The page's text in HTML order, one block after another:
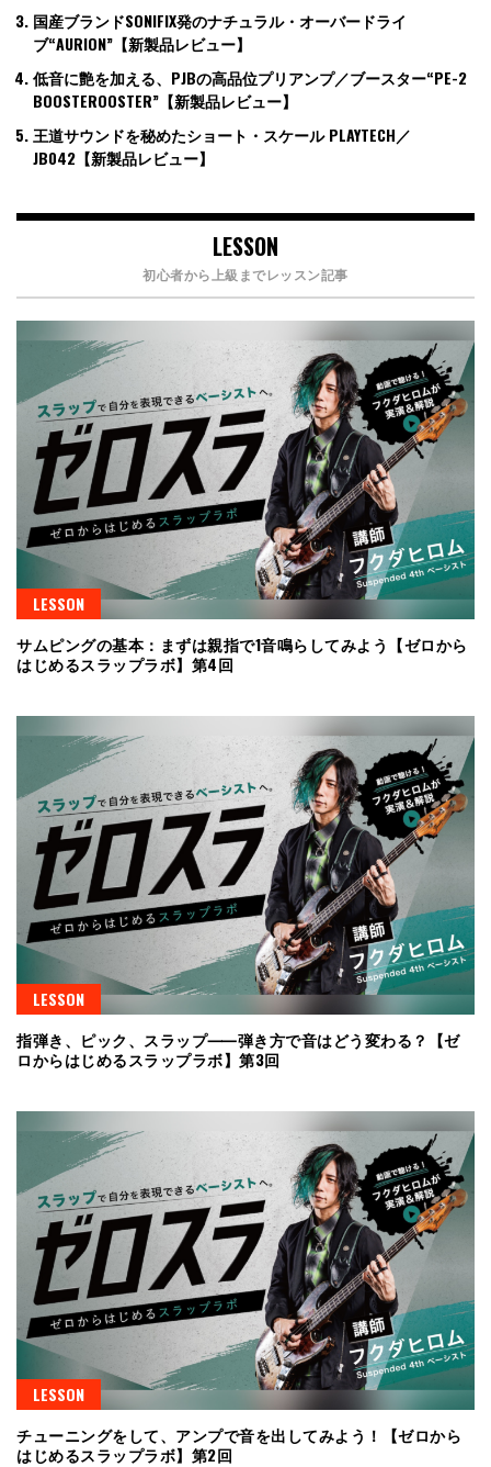
国産ブランドSONIFIX発のナチュラル・オーバードライ
ブ“AURION”【新製品レビュー】
低音に艶を加える、PJBの高品位プリアンプ／ブースター“PE-2
BOOSTEROOSTER”【新製品レビュー】
王道サウンドを秘めたショート・スケール PLAYTECH／
JB042【新製品レビュー】
LESSON
初心者から上級までレッスン記事
LESSON
サムピングの基本：まずは親指で1音鳴らしてみよう【ゼロから
はじめるスラップラボ】第4回
LESSON
指弾き、ピック、スラップ⸺弾き方で音はどう変わる？【ゼ
ロからはじめるスラップラボ】第3回
LESSON
チューニングをして、アンプで音を出してみよう！【ゼロから
はじめるスラップラボ】第2回